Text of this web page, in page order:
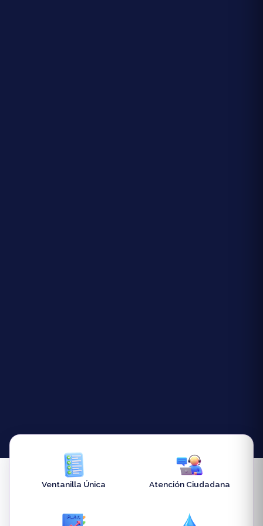
Ventanilla Única Atención Ciudadana